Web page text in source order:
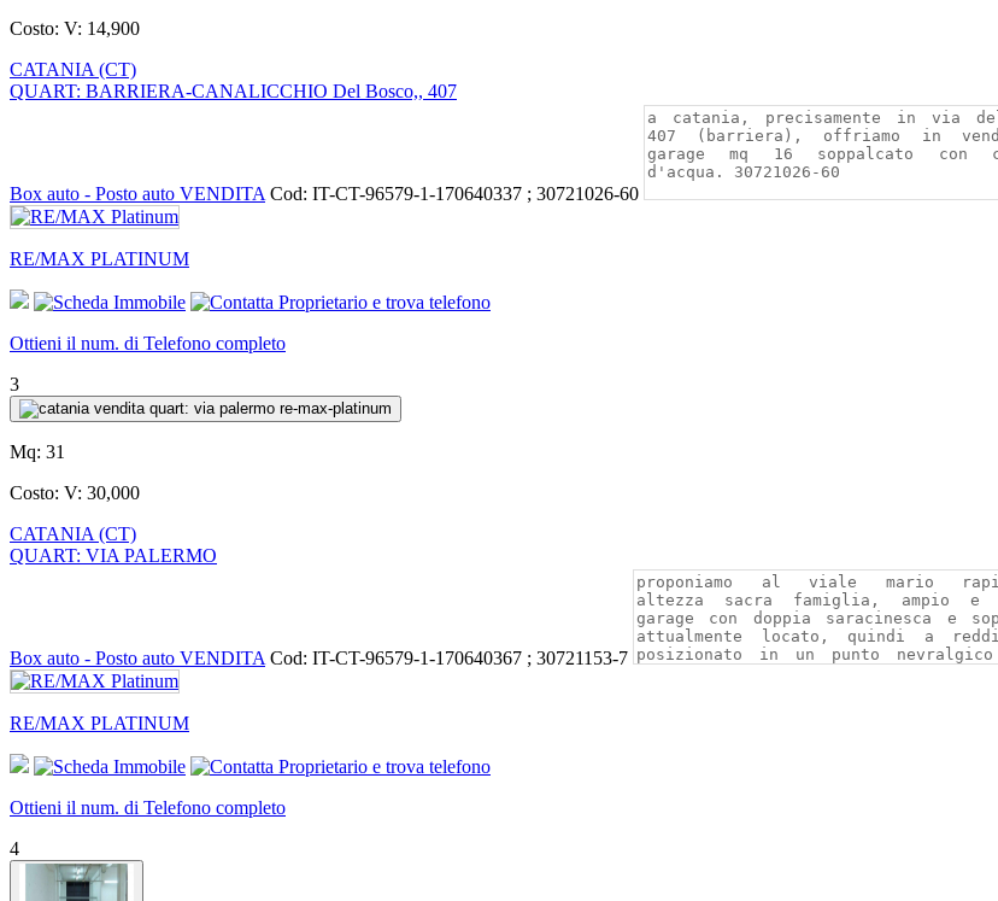
Costo: V: 14,900
CATANIA (CT)
QUART: BARRIERA-CANALICCHIO Del Bosco,, 407
Box auto - Posto auto VENDITA Cod: IT-CT-96579-1-170640337 ; 30721026-60
RE/MAX PLATINUM
Ottieni il num. di Telefono completo
3
Mq: 31
Costo: V: 30,000
CATANIA (CT)
QUART: VIA PALERMO
Box auto - Posto auto VENDITA Cod: IT-CT-96579-1-170640367 ; 30721153-7
RE/MAX PLATINUM
Ottieni il num. di Telefono completo
4